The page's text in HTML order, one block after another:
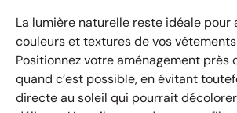
La lumière naturelle reste idéale pour
couleurs et textures de vos
Positionnez votre aménagement près
quand c’est possible, en évitant
directe au soleil qui pourrait